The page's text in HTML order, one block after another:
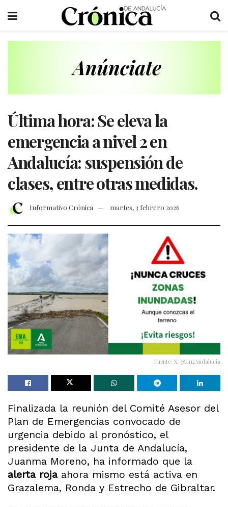
Última hora: Se eleva la
emergencia a nivel 2 en
Andalucía: suspensión de
clases, entre otras medidas.
Informativo Crónica martes, 3 febrero 2026
Fuente: X, @E112Andalucia
Finalizada la reunión del Comité Asesor del
Plan de Emergencias convocado de
urgencia debido al pronóstico, el
presidente de la Junta de Andalucía,
Juanma Moreno, ha informado que la
alerta rojaahora mismo está activa en
Grazalema, Ronda y Estrecho de Gibraltar.